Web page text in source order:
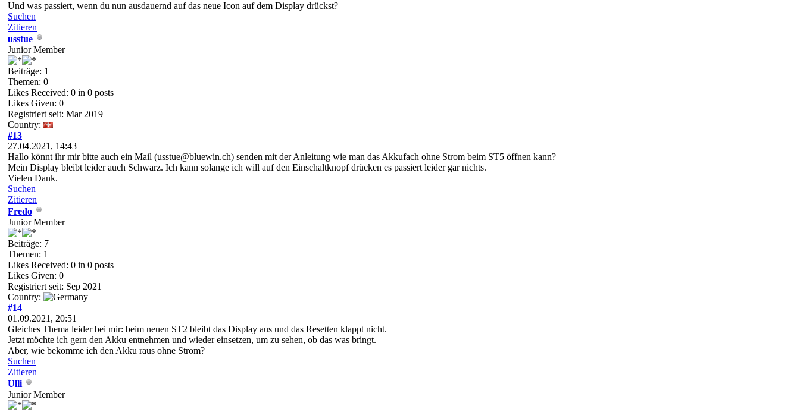
Und was passiert, wenn du nun ausdauernd auf das neue Icon auf dem Display drückst?
Suchen
Zitieren
usstue
Junior Member
Beiträge: 1
Themen: 0
Likes Received: 0 in 0 posts
Likes Given: 0
Registriert seit: Mar 2019
Country:
#13
27.04.2021, 14:43
Hallo könnt ihr mir bitte auch ein Mail (usstue@bluewin.ch) senden mit der Anleitung wie man das Akkufach ohne Strom beim ST5 öffnen kann?
Mein Display bleibt leider auch Schwarz. Ich kann solange ich will auf den Einschaltknopf drücken es passiert leider gar nichts.
Vielen Dank.
Suchen
Zitieren
Fredo
Junior Member
Beiträge: 7
Themen: 1
Likes Received: 0 in 0 posts
Likes Given: 0
Registriert seit: Sep 2021
Country:
#14
01.09.2021, 20:51
Gleiches Thema leider bei mir: beim neuen ST2 bleibt das Display aus und das Resetten klappt nicht.
Jetzt möchte ich gern den Akku entnehmen und wieder einsetzen, um zu sehen, ob das was bringt.
Aber, wie bekomme ich den Akku raus ohne Strom?
Suchen
Zitieren
Ulli
Junior Member